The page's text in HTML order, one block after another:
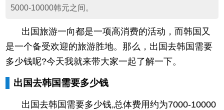
5000-10000韩元之间。
出国旅游一向都是一项高消费的活动，而韩国又
是一个备受欢迎的旅游胜地。那么，出国去韩国需要
多少钱呢?今天我就来带大家一起了解一下。
出国去韩国需要多少钱
出国去韩国需要多少钱,总体费用约为7000-10000